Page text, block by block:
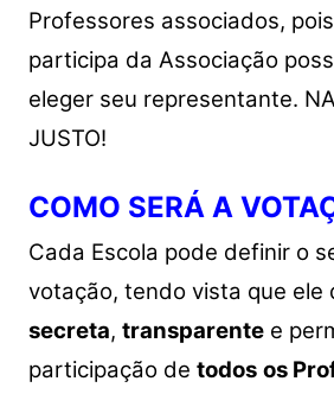
Professores associados,
participa da Associação
eleger seu representante.
JUSTO!
COMO SERÁ A
Cada Escola pode definir o
votação, tendo vista que ele
secreta, transparentee
participação de todos os